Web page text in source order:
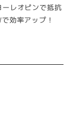
レオピンで抵抗
効率アップ！